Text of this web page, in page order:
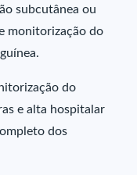
subcutânea ou
monitorização do
do
e alta hospitalar
dos